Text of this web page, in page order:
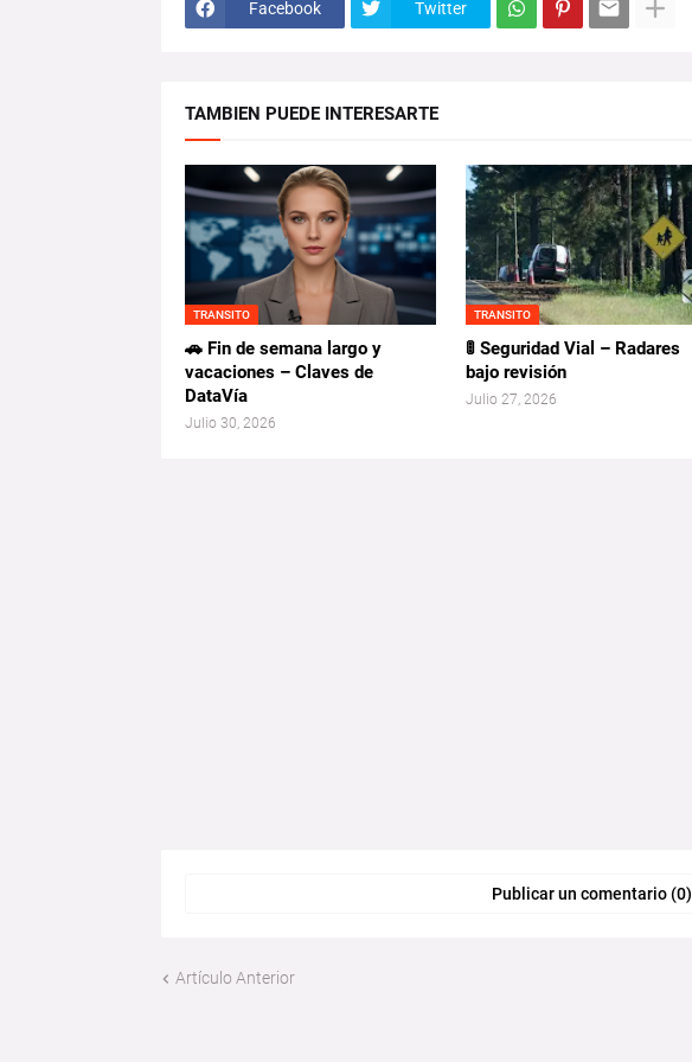
Facebook Twitter
TAMBIEN PUEDE INTERESARTE
TRANSITO
🚗 Fin de semana largo y
vacaciones – Claves de
DataVía
Julio 30, 2026
TRANSITO
🚦 Seguridad Vial – Radares
bajo revisión
Julio 27, 2026
Publicar un comentario (0)
Artículo Anterior